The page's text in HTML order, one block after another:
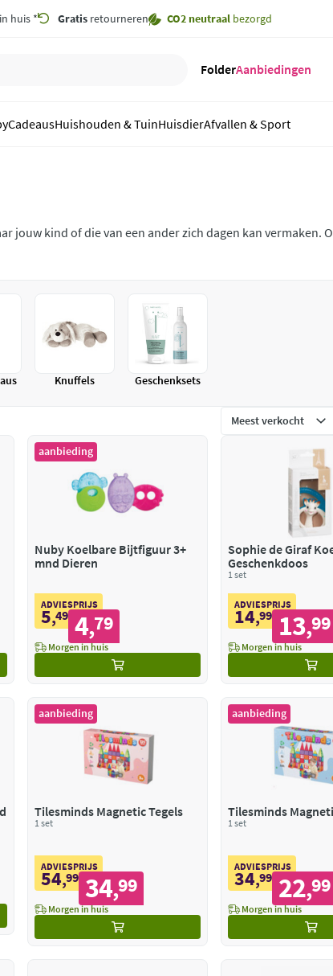
in huis * Gratis retourneren CO2 neutraal bezorgd
FolderAanbiedingen
CadeausHuishouden & TuinHuisdierAfvallen & Sport
jouw kind of die van een ander zich dagen kan vermaken.
merken.
Knuffels Geschenksets
aanbieding
Nuby Koelbare Bijtfiguur 3+
mnd Dieren
ADVIESPRIJS
5,49 4,79
Morgen in huis
Sophie de Giraf
Geschenkdoos
1 set
ADVIESPRIJS
14,99 13,99
Morgen in huis
aanbieding
Tilesminds Magnetic Tegels
1 set
ADVIESPRIJS
54,99 34,99
Morgen in huis
aanbieding
Tilesminds
1 set
ADVIESPRIJS
34,99 22,99
Morgen in huis